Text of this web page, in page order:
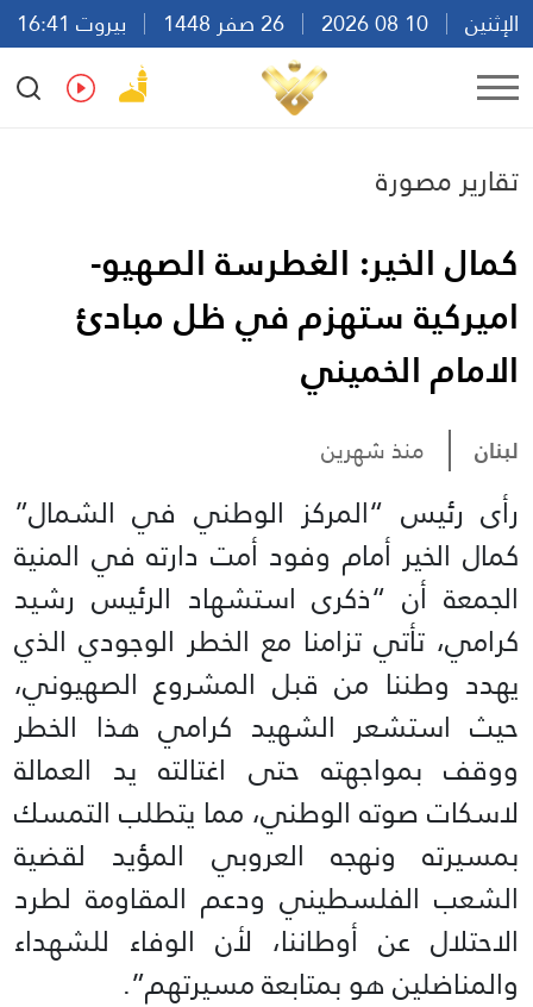
الإثنين
بيروت 16:41
Ar
En Fr Es
تقارير مصورة
كمال الخير: الغطرسة الصهيو-
اميركية ستهزم في ظل مبادئ
الامام الخميني
لبنان منذ شهرين
رأى رئيس “المركز الوطني في الشمال”
كمال الخير أمام وفود أمت دارته في المنية
الجمعة أن “ذكرى استشهاد الرئيس رشيد
كرامي، تأتي تزامنا مع الخطر الوجودي الذي
يهدد وطننا من قبل المشروع الصهيوني،
حيث استشعر الشهيد كرامي هذا الخطر
ووقف بمواجهته حتى اغتالته يد العمالة
لاسكات صوته الوطني، مما يتطلب التمسك
بمسيرته ونهجه العروبي المؤيد لقضية
الشعب الفلسطيني ودعم المقاومة لطرد
الاحتلال عن أوطاننا، لأن الوفاء للشهداء
والمناضلين هو بمتابعة مسيرتهم”.